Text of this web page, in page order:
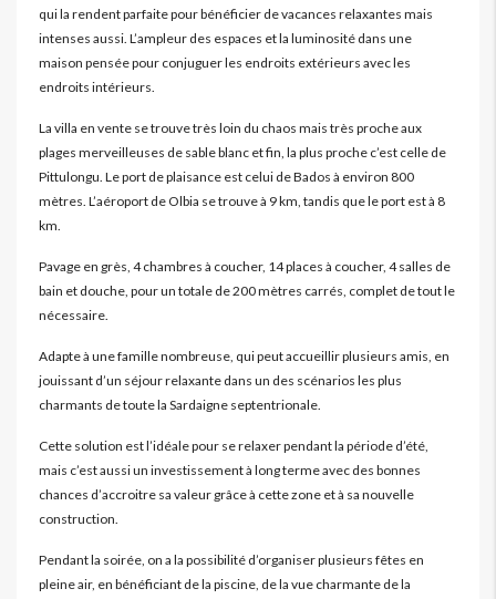
qui la rendent parfaite pour bénéficier de vacances relaxantes mais
intenses aussi. L’ampleur des espaces et la luminosité dans une
maison pensée pour conjuguer les endroits extérieurs avec les
endroits intérieurs.
La villa en vente se trouve très loin du chaos mais très proche aux
plages merveilleuses de sable blanc et fin, la plus proche c’est celle de
Pittulongu. Le port de plaisance est celui de Bados à environ 800
mètres. L’aéroport de Olbia se trouve à 9 km, tandis que le port est à 8
km.
Pavage en grès, 4 chambres à coucher, 14 places à coucher, 4 salles de
bain et douche, pour un totale de 200 mètres carrés, complet de tout le
nécessaire.
Adapte à une famille nombreuse, qui peut accueillir plusieurs amis, en
jouissant d’un séjour relaxante dans un des scénarios les plus
charmants de toute la Sardaigne septentrionale.
Cette solution est l’idéale pour se relaxer pendant la période d’été,
mais c’est aussi un investissement à long terme avec des bonnes
chances d’accroitre sa valeur grâce à cette zone et à sa nouvelle
construction.
Pendant la soirée, on a la possibilité d’organiser plusieurs fêtes en
pleine air, en bénéficiant de la piscine, de la vue charmante de la